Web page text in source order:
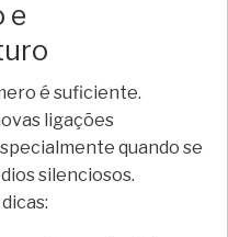
e
é suficiente.
ligações
quando se
silenciosos.